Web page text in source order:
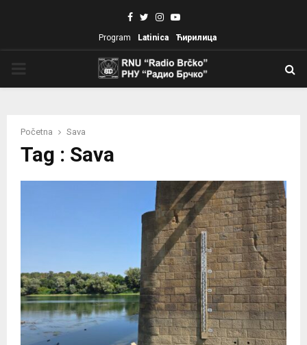
Facebook
TwitterInstagram
Youtube
Program Latinica Ћирилица
Početna Sava
Tag : Sava